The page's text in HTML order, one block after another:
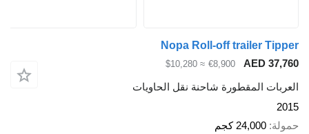
Nopa Roll-off trailer Tipper
AED 37,760
€8,900
≈ $10,280
العربات المقطورة شاحنة نقل الحاويات
2015
حمولة 24,000 كجم